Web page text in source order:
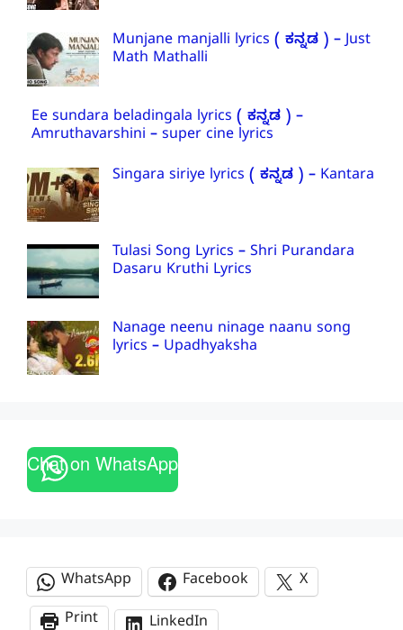
Munjane manjalli lyrics ( ಕನ್ನಡ ) – Just
Math Mathalli
Ee sundara beladingala lyrics ( ಕನ್ನಡ ) –
Amruthavarshini – super cine lyrics
Singara siriye lyrics ( ಕನ್ನಡ ) – Kantara
Tulasi Song Lyrics – Shri Purandara
Dasaru Kruthi Lyrics
Nanage neenu ninage naanu song
lyrics – Upadhyaksha
Chat on WhatsApp
WhatsApp Facebook
X
Print
LinkedIn